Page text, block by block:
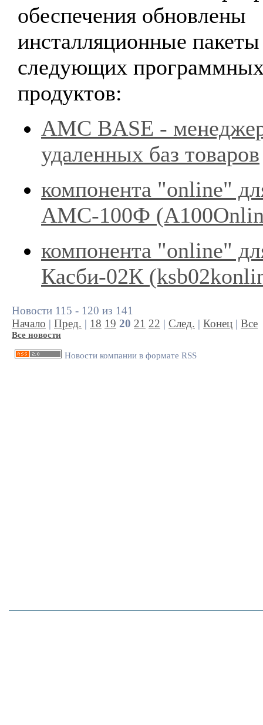
обеспечения обновлены
инсталляционные пакеты
следующих
продуктов:
AMC BASE -
удаленных баз товаров
компонента "online"
АМС-100Ф
компонента "online"
Касби-02К
Новости 115 - 120 из 141
Начало | Пред. | 18 19 20 21 22 | След. | Конец | Все
Все новости
Новости компании в формате RSS